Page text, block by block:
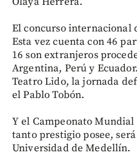
El concurso internacional
Esta vez cuenta con 46
16 son extranjeros
Argentina, Perú y
Teatro Lido, la jornada
el Pablo Tobón.
Y el Campeonato
tanto prestigio posee,
Universidad de Medellín.